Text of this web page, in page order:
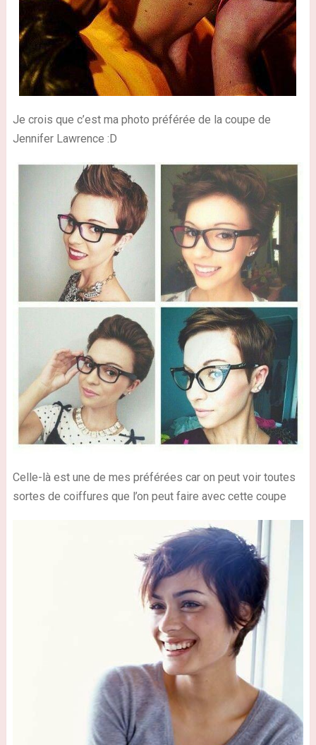
Je crois que c’est ma photo préférée de la coupe de
Jennifer Lawrence :D
Celle-là est une de mes préférées car on peut voir toutes
sortes de coiffures que l’on peut faire avec cette coupe